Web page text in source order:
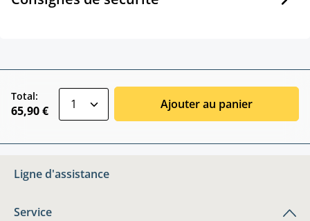
Total:
65,90 € Ajouter au panier
Ligne d'assistance
Service